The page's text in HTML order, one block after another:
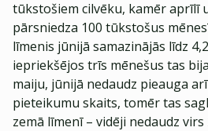
tūkstošiem cilvēku, kamēr aprīlī
pārsniedza 100 tūkstošus
līmenis jūnijā samazinājās līdz
iepriekšējos trīs mēnešus tas
maiju, jūnijā nedaudz pieauga
pieteikumu skaits, tomēr tas
zemā līmenī – vidēji nedaudz